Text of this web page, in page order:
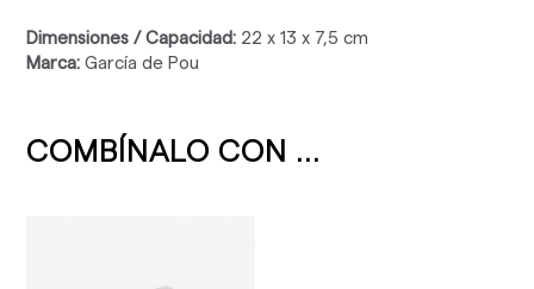
Dimensiones / Capacidad: 22 x 13 x 7,5 cm
Marca: García de Pou
COMBÍNALO CON ...